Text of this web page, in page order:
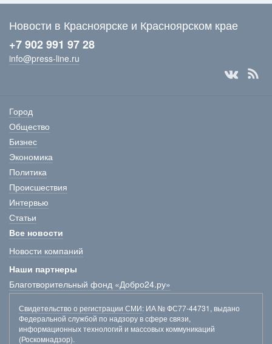
Новости в Красноярске и Красноярском крае
+7 902 991 97 28
info@press-line.ru
Город
Общество
Бизнес
Экономика
Политика
Происшествия
Интервью
Статьи
Все новости
Новости компаний
Наши партнеры
Благотворительный фонд «Добро24.ру»
Свидетельство о регистрации СМИ: ИА № ФС77-44731, выдано
Федеральной службой по надзору в сфере связи,
информационных технологий и массовых коммуникаций
(Роскомнадзор).